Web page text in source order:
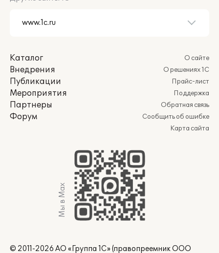
Каталог
Внедрения
Публикации
Мероприятия
Партнеры
Форум
О сайте
О решениях 1С
Прайс-лист
Поддержка
Обратная связь
Сообщить об ошибке
Карта сайта
Мы в Max
© 2011-2026 АО «Группа 1С» (правопреемник ООО